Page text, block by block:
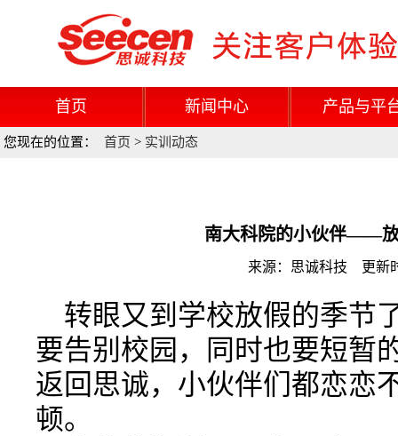
首页 新闻中心 产品与平
您现在的位置： 首页 > 实训动态
南大科院的小伙伴——
来源：思诚科技 更新
转眼又到学校放假的季节
要告别校园，同时也要短暂
返回思诚，小伙伴们都恋恋
顿。